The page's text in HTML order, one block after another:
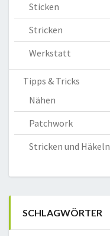
Sticken
Stricken
Werkstatt
Tipps & Tricks
Nähen
Patchwork
Stricken und Häkeln
SCHLAGWÖRTER